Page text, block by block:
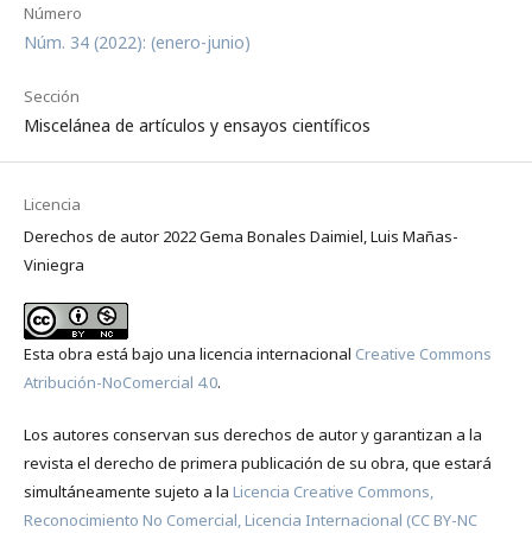
Número
Núm. 34 (2022): (enero-junio)
Sección
Miscelánea de artículos y ensayos científicos
Licencia
Derechos de autor 2022 Gema Bonales Daimiel, Luis Mañas-
Viniegra
Esta obra está bajo una licencia internacional Creative Commons
Atribución-NoComercial 4.0.
Los autores conservan sus derechos de autor y garantizan a la
revista el derecho de primera publicación de su obra, que estará
simultáneamente sujeto a la Licencia Creative Commons,
Reconocimiento No Comercial, Licencia Internacional (CC BY-NC